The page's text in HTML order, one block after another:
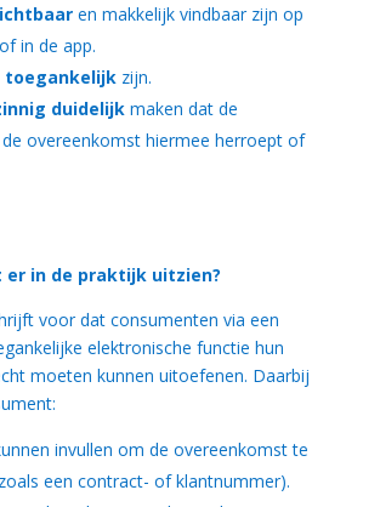
en makkelijk vindbaar zijn op
in de app.
toegankelijkzijn.
duidelijkmaken dat de
overeenkomst hiermee herroept of
er in de praktijk uitzien?
voor dat consumenten via een
elektronische functie hun
moeten kunnen uitoefenen. Daarbij
invullen om de overeenkomst te
een contract- of klantnummer).